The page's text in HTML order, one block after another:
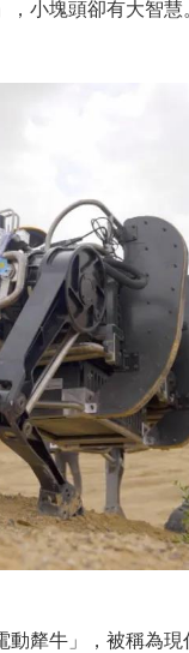
小塊頭卻有大智慧
犛牛」，被稱為現